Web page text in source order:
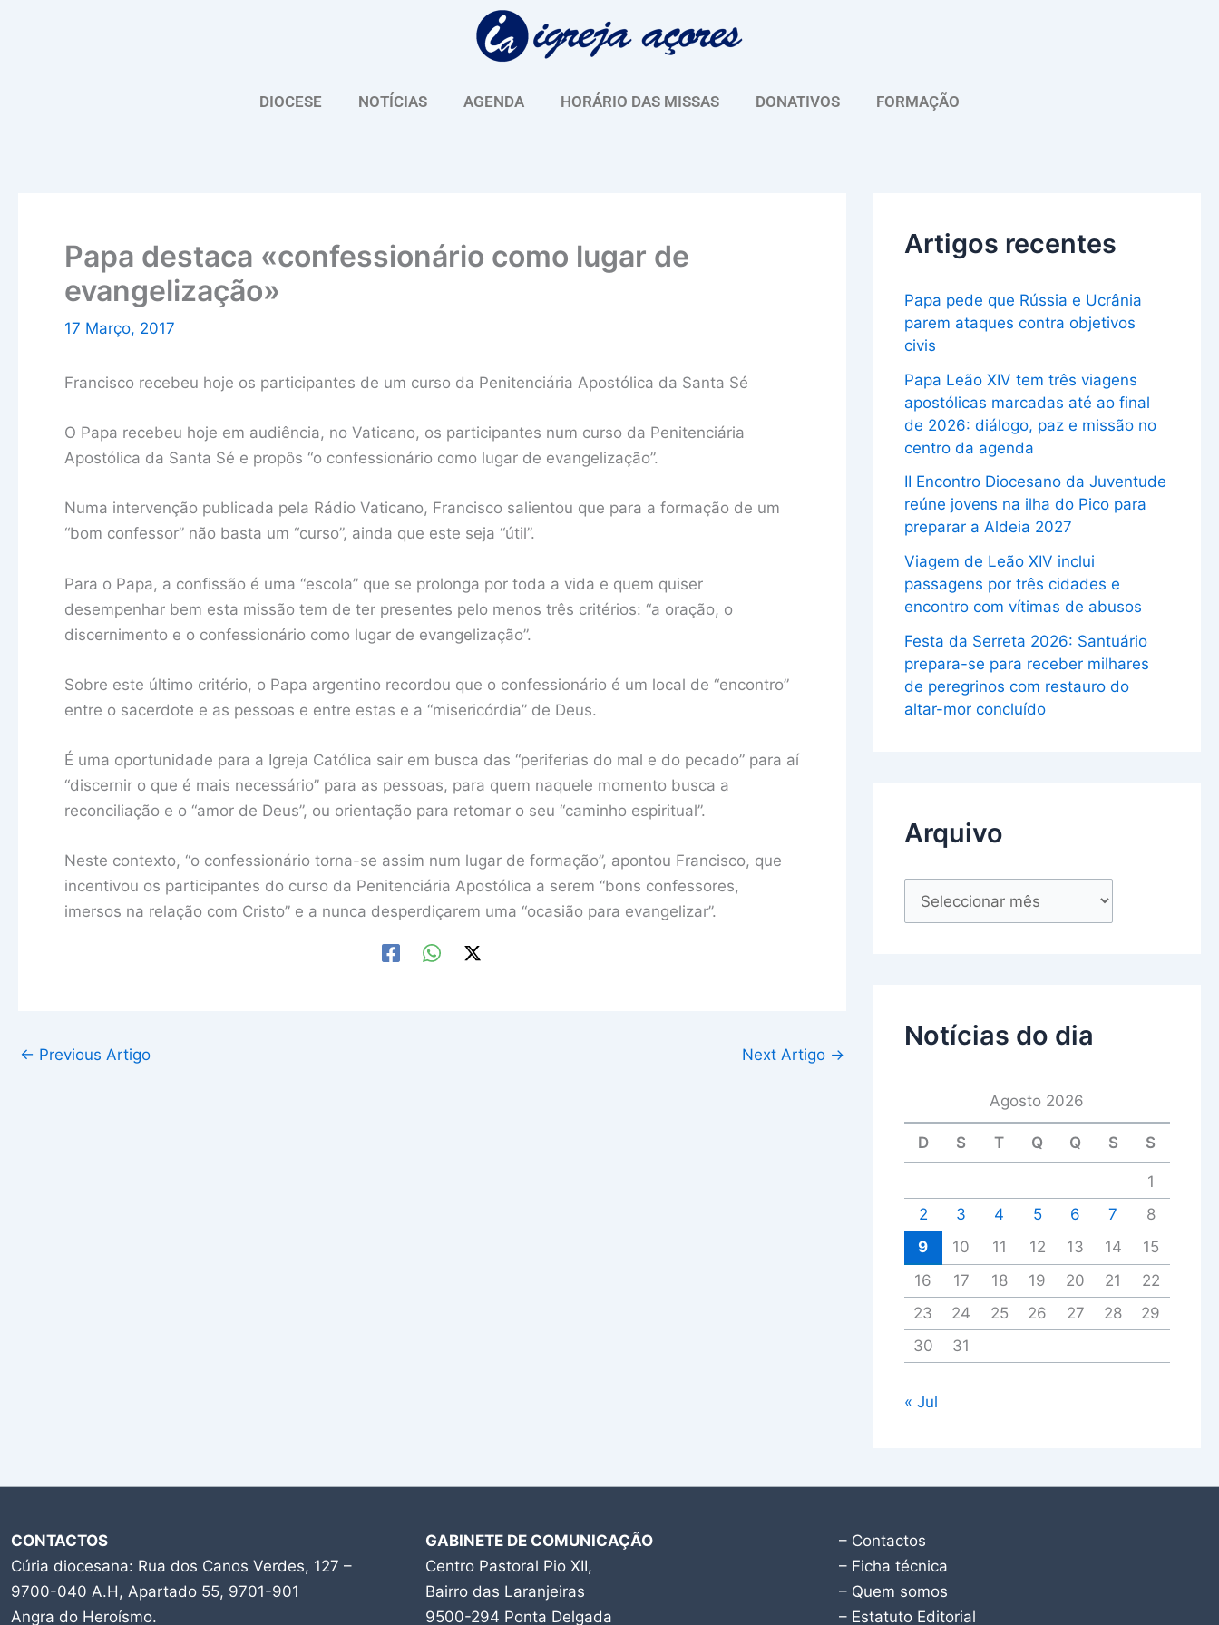
DIOCESE NOTÍCIAS AGENDA HORÁRIO DAS MISSAS DONATIVOS FORMAÇÃO
Papa destaca «confessionário como lugar de
evangelização»
17 Março, 2017
Francisco recebeu hoje os participantes de um curso da Penitenciária Apostólica da Santa Sé
O Papa recebeu hoje em audiência, no Vaticano, os participantes num curso da Penitenciária
Apostólica da Santa Sé e propôs “o confessionário como lugar de evangelização”.
Numa intervenção publicada pela Rádio Vaticano, Francisco salientou que para a formação de um
“bom confessor” não basta um “curso”, ainda que este seja “útil”.
Para o Papa, a confissão é uma “escola” que se prolonga por toda a vida e quem quiser
desempenhar bem esta missão tem de ter presentes pelo menos três critérios: “a oração, o
discernimento e o confessionário como lugar de evangelização”.
Sobre este último critério, o Papa argentino recordou que o confessionário é um local de “encontro”
entre o sacerdote e as pessoas e entre estas e a “misericórdia” de Deus.
É uma oportunidade para a Igreja Católica sair em busca das “periferias do mal e do pecado” para aí
“discernir o que é mais necessário” para as pessoas, para quem naquele momento busca a
reconciliação e o “amor de Deus”, ou orientação para retomar o seu “caminho espiritual”.
Neste contexto, “o confessionário torna-se assim num lugar de formação”, apontou Francisco, que
incentivou os participantes do curso da Penitenciária Apostólica a serem “bons confessores,
imersos na relação com Cristo” e a nunca desperdiçarem uma “ocasião para evangelizar”.
← Previous Artigo Next Artigo →
Artigos recentes
Papa pede que Rússia e Ucrânia
parem ataques contra objetivos
civis
Papa Leão XIV tem três viagens
apostólicas marcadas até ao final
de 2026: diálogo, paz e missão no
centro da agenda
II Encontro Diocesano da Juventude
reúne jovens na ilha do Pico para
preparar a Aldeia 2027
Viagem de Leão XIV inclui
passagens por três cidades e
encontro com vítimas de abusos
Festa da Serreta 2026: Santuário
prepara-se para receber milhares
de peregrinos com restauro do
altar-mor concluído
Arquivo
u
Notícias do dia
Agosto 2026
D S T Q Q S S
1
2
3 4 5 6 7
8
9
10 11 12 13 14
15
16
17 18 19 20 21
22
23
24 25 26 27 28
29
30
31
« Jul
CONTACTOS
Cúria diocesana: Rua dos Canos Verdes, 127 –
9700-040 A.H, Apartado 55, 9701-901
Angra do Heroísmo.
GABINETE DE COMUNICAÇÃO
Centro Pastoral Pio XII,
Bairro das Laranjeiras
9500-294 Ponta Delgada
– Contactos
– Ficha técnica
– Quem somos
– Estatuto Editorial